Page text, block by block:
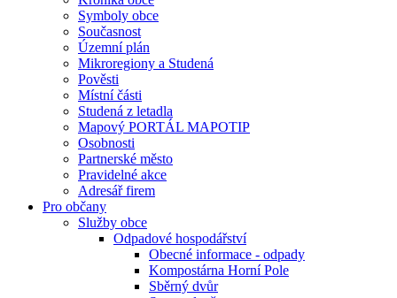
Symboly obce
Současnost
Územní plán
Mikroregiony a Studená
Pověsti
Místní části
Studená z letadla
Mapový PORTÁL MAPOTIP
Osobnosti
Partnerské město
Pravidelné akce
Adresář firem
Pro občany
Služby obce
Odpadové hospodářství
Obecné informace - odpady
Kompostárna Horní Pole
Sběrný dvůr